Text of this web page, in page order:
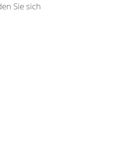
Sie sich